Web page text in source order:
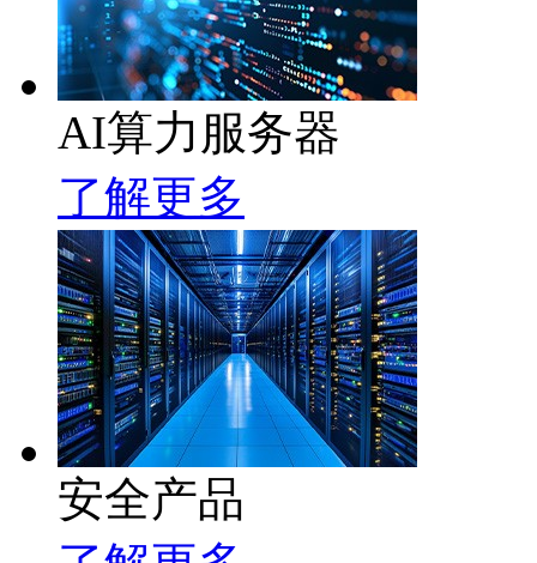
AI算力服务器
了解更多
安全产品